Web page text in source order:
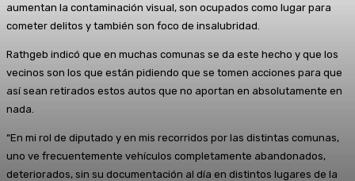
aumentan la contaminación visual, son ocupados como lugar para
cometer delitos y también son foco de insalubridad.
Rathgeb indicó que en muchas comunas se da este hecho y que los
vecinos son los que están pidiendo que se tomen acciones para que
así sean retirados estos autos que no aportan en absolutamente en
nada.
“En mi rol de diputado y en mis recorridos por las distintas comunas,
uno ve frecuentemente vehículos completamente abandonados,
deteriorados, sin su documentación al día en distintos lugares de la